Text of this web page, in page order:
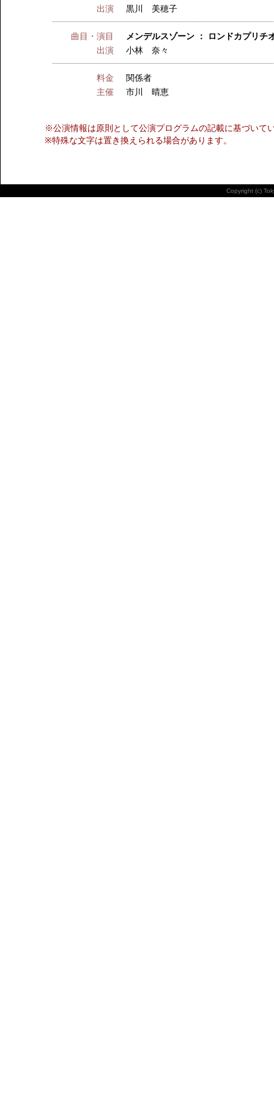
出演
黒川 美穂子
曲目・演目
メンデルスゾーン ： ロンドカプリチ
出演
小林 奈々
料金
関係者
主催
市川 晴恵
※公演情報は原則として公演プログラムの記載に基づいて
※特殊な文字は置き換えられる場合があります。
Copyright (c)